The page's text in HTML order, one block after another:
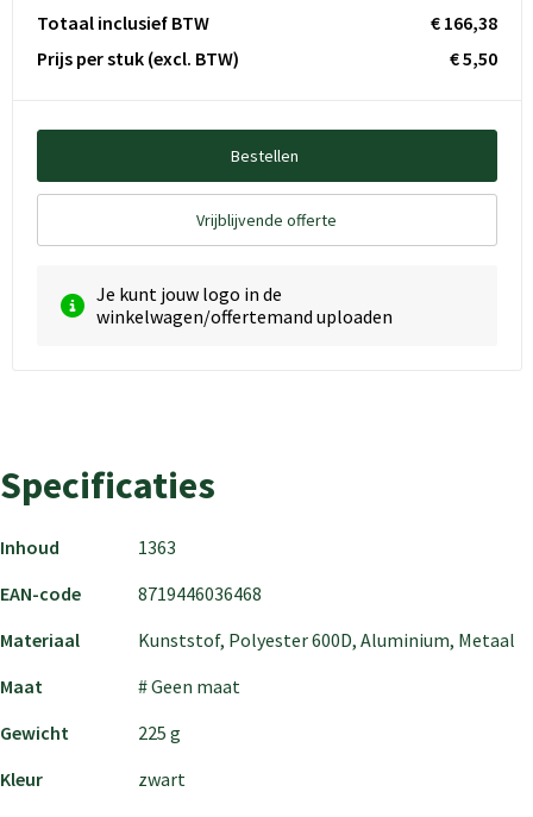
Totaal inclusief BTW
€ 166,38
Prijs per stuk (excl. BTW) € 5,50
Bestellen
Vrijblijvende offerte
Je kunt jouw logo in de
winkelwagen/offertemand uploaden
Specificaties
Inhoud
1363
EAN-code
8719446036468
Materiaal
Kunststof, Polyester 600D, Aluminium, Metaal
Maat
# Geen maat
Gewicht
225 g
Kleur
zwart